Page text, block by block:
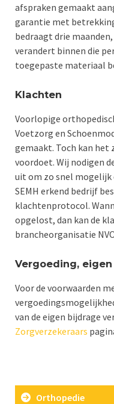
Orthopedie
afspraken gemaakt
garantie met
bedraagt drie
verandert binnen die
toegepaste materiaal
Klachten
Voorlopige
Voetzorg en
gemaakt. Toch kan het
voordoet. Wij nodigen
uit om zo snel mogelijk
SEMH erkend bedrijf
klachtenprotocol.
opgelost, dan kan de
brancheorganisatie
Vergoeding,
Voor de voorwaarden
van de eigen bijdrage
Zorgverzekeraars